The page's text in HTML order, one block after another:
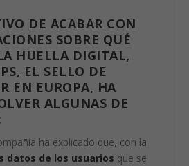
DE ACABAR CON
SOBRE QUÉ
HUELLA DIGITAL,
EL SELLO DE
EN EUROPA, HA
ALGUNAS DE
ha explicado que, con la
datos de los usuarios que se